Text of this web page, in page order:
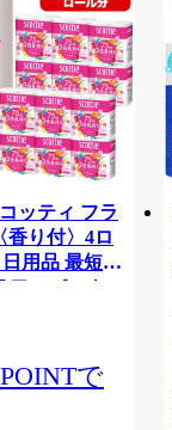
ッティ フラ
香り付〉4ロ
用品 最短翌
ワーパック
製紙クレシ
で